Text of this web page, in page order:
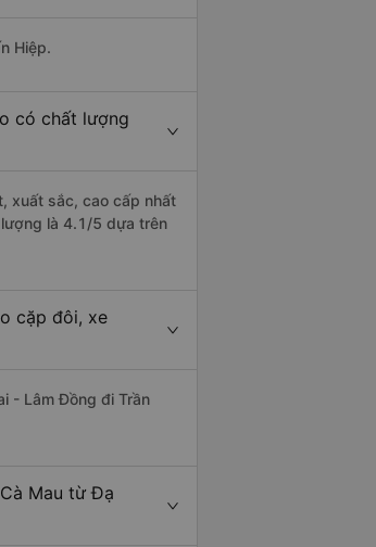
Hiệp.
có chất lượng
xuất sắc, cao cấp nhất
là 4.1/5 dựa trên
cặp đôi, xe
- Lâm Đồng đi Trần
Mau từ Đạ